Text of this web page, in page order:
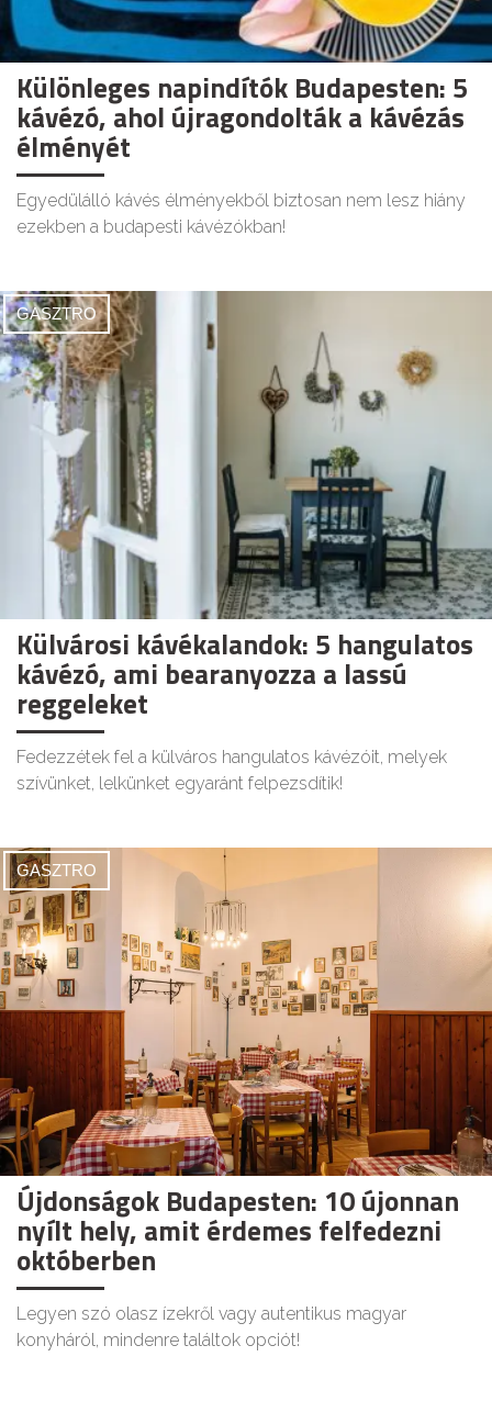
Különleges napindítók Budapesten: 5
kávézó, ahol újragondolták a kávézás
élményét
Egyedülálló kávés élményekből biztosan nem lesz hiány
ezekben a budapesti kávézókban!
GASZTRO
Külvárosi kávékalandok: 5 hangulatos
kávézó, ami bearanyozza a lassú
reggeleket
Fedezzétek fel a külváros hangulatos kávézóit, melyek
szívünket, lelkünket egyaránt felpezsdítik!
GASZTRO
Újdonságok Budapesten: 10 újonnan
nyílt hely, amit érdemes felfedezni
októberben
Legyen szó olasz ízekről vagy autentikus magyar
konyháról, mindenre találtok opciót!